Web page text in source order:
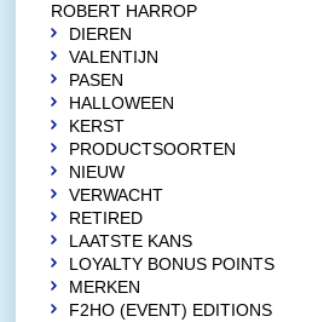
ROBERT HARROP
DIEREN
VALENTIJN
PASEN
HALLOWEEN
KERST
PRODUCTSOORTEN
NIEUW
VERWACHT
RETIRED
LAATSTE KANS
LOYALTY BONUS POINTS
MERKEN
F2HO (EVENT) EDITIONS